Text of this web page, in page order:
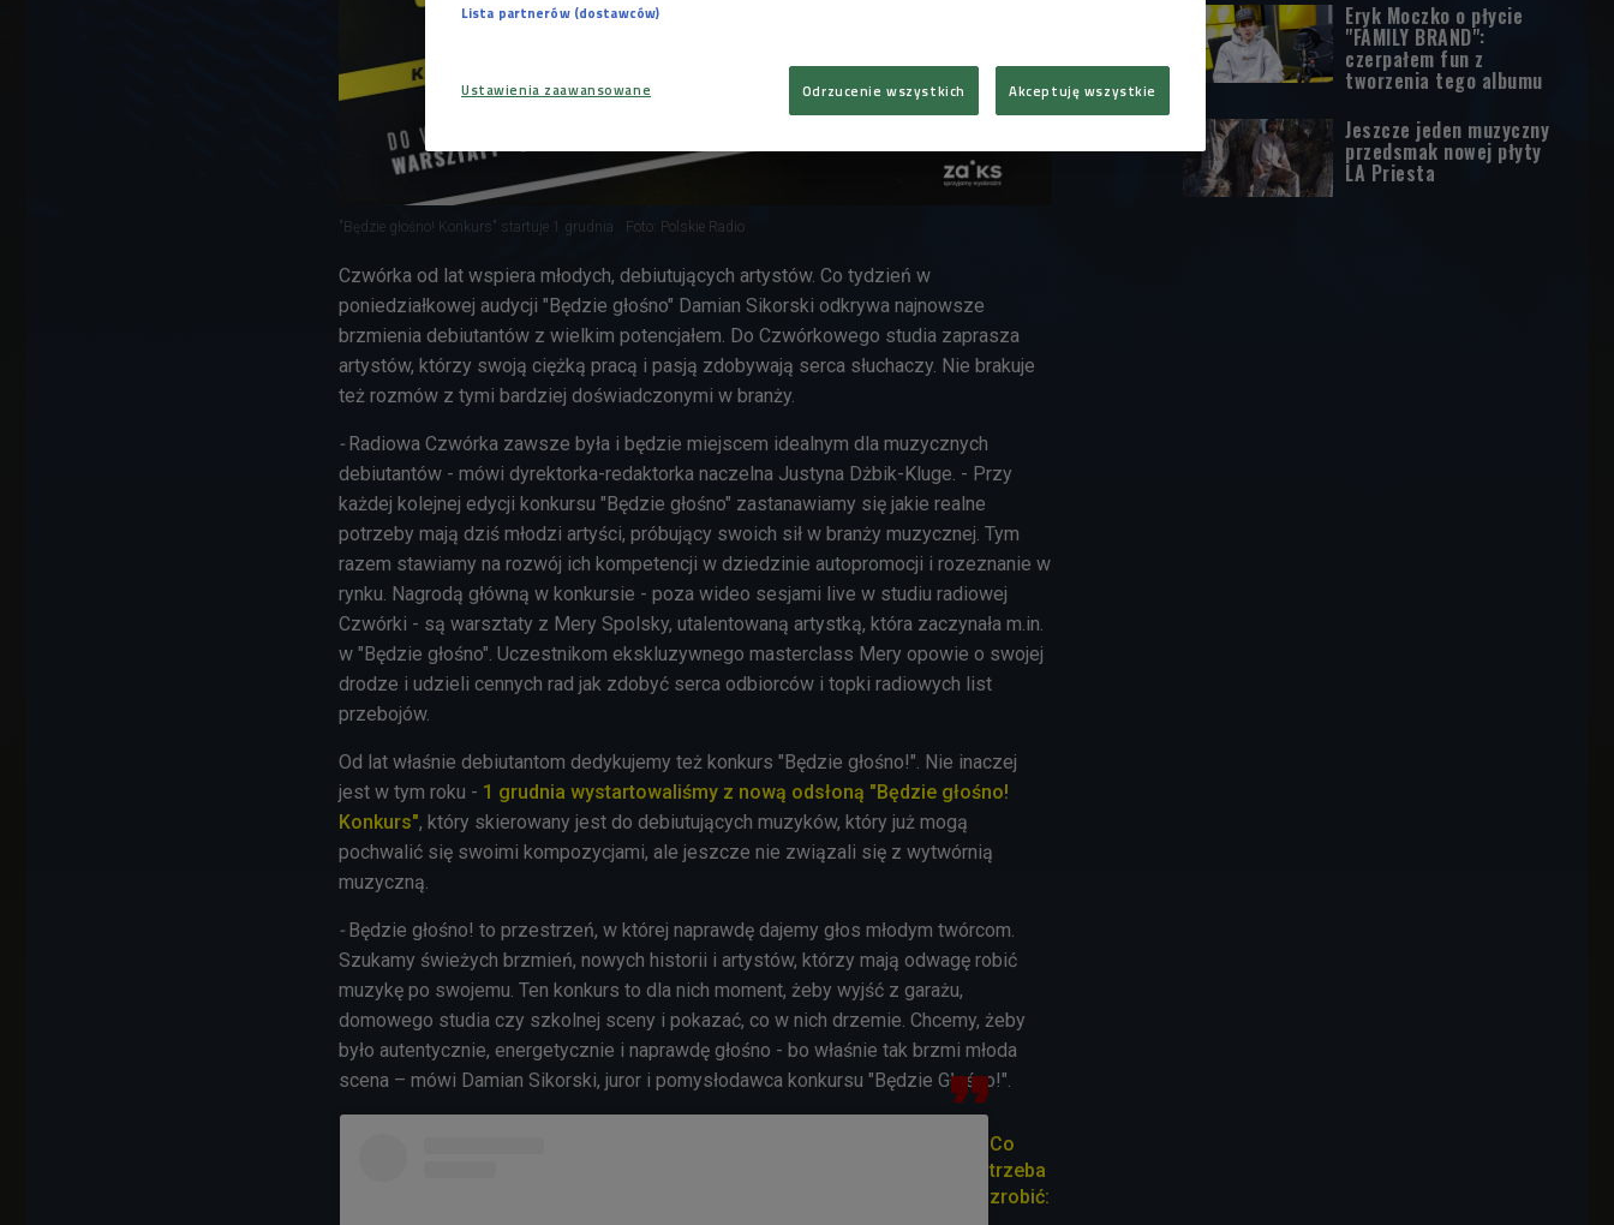
"Będzie głośno! Konkurs" startuje 1 grudnia Foto: Polskie Radio
Czwórka od lat wspiera młodych, debiutujących artystów. Co tydzień w
poniedziałkowej audycji "Będzie głośno" Damian Sikorski odkrywa najnowsze
brzmienia debiutantów z wielkim potencjałem. Do Czwórkowego studia zaprasza
artystów, którzy swoją ciężką pracą i pasją zdobywają serca słuchaczy. Nie brakuje
też rozmów z tymi bardziej doświadczonymi w branży.
-Radiowa Czwórka zawsze była i będzie miejscem idealnym dla muzycznych
debiutantów - mówi dyrektorka-redaktorka naczelna Justyna Dżbik-Kluge. - Przy
każdej kolejnej edycji konkursu "Będzie głośno" zastanawiamy się jakie realne
potrzeby mają dziś młodzi artyści, próbujący swoich sił w branży muzycznej. Tym
razem stawiamy na rozwój ich kompetencji w dziedzinie autopromocji i rozeznanie w
rynku. Nagrodą główną w konkursie - poza wideo sesjami live w studiu radiowej
Czwórki - są warsztaty z Mery Spolsky, utalentowaną artystką, która zaczynała m.in.
w "Będzie głośno". Uczestnikom ekskluzywnego masterclass Mery opowie o swojej
drodze i udzieli cennych rad jak zdobyć serca odbiorców i topki radiowych list
przebojów.
Od lat właśnie debiutantom dedykujemy też konkurs "Będzie głośno!". Nie inaczej
jest w tym roku - 1 grudnia wystartowaliśmy z nową odsłoną "Będzie głośno!
Konkurs", który skierowany jest do debiutujących muzyków, który już mogą
pochwalić się swoimi kompozycjami, ale jeszcze nie związali się z wytwórnią
muzyczną.
- Będzie głośno! to przestrzeń, w której naprawdę dajemy głos młodym twórcom.
Szukamy świeżych brzmień, nowych historii i artystów, którzy mają odwagę robić
muzykę po swojemu. Ten konkurs to dla nich moment, żeby wyjść z garażu,
domowego studia czy szkolnej sceny i pokazać, co w nich drzemie. Chcemy, żeby
było autentycznie, energetycznie i naprawdę głośno - bo właśnie tak brzmi młoda
scena – mówi Damian Sikorski, juror i pomysłodawca konkursu "Będzie Głośno!".
Co
trzeba
zrobić:
Eryk Moczko o płycie
"FAMILY BRAND":
czerpałem fun z
tworzenia tego albumu
Jeszcze jeden muzyczny
przedsmak nowej płyty
LA Priesta
Lista partnerów (dostawców)
Ustawienia zaawansowane Odrzucenie wszystkich Akceptuję wszystkie